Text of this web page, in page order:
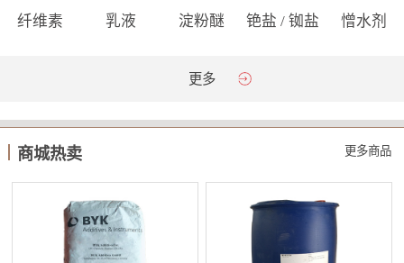
纤维素 乳液 淀粉醚 铯盐 / 铷盐 憎水剂
更多
商城热卖 更多商品